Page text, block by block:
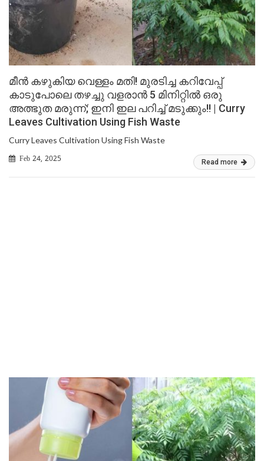
മീൻ കഴുകിയ വെള്ളം മതി! മുരടിച്ച കറിവേപ്പ്
കാടുപോലെ തഴച്ചു വളരാൻ 5 മിനിറ്റിൽ ഒരു
അത്ഭുത മരുന്ന്; ഇനി ഇല പറിച്ച് മടുക്കും!! | Curry
Leaves Cultivation Using Fish Waste
Curry Leaves Cultivation Using Fish Waste
Feb 24, 2025 Read more